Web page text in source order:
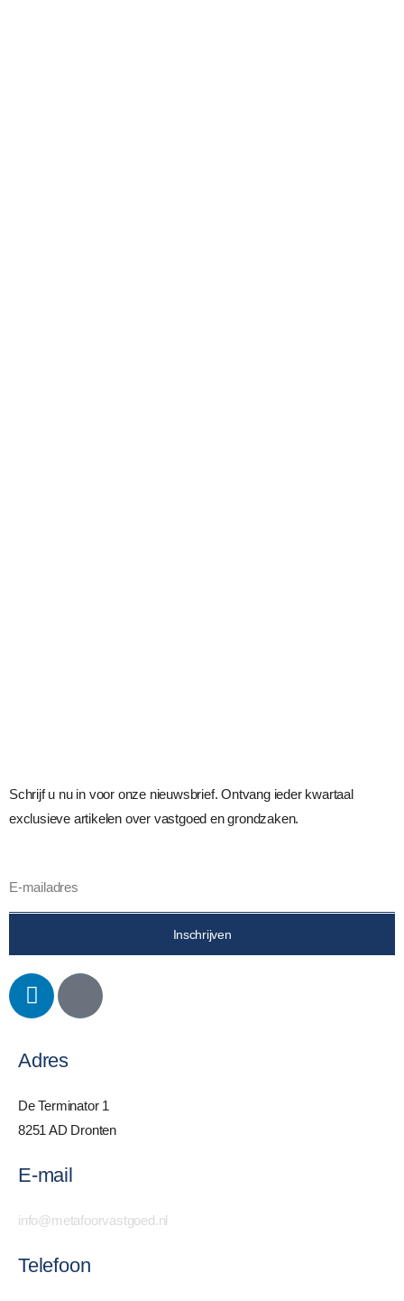
Schrijf u nu in voor onze nieuwsbrief. Ontvang ieder kwartaal
exclusieve artikelen over vastgoed en grondzaken.
Inschrijven
Adres
De Terminator 1
8251 AD Dronten
E-mail
info@metafoorvastgoed.nl
Telefoon